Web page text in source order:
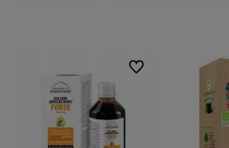
Do ulubionych